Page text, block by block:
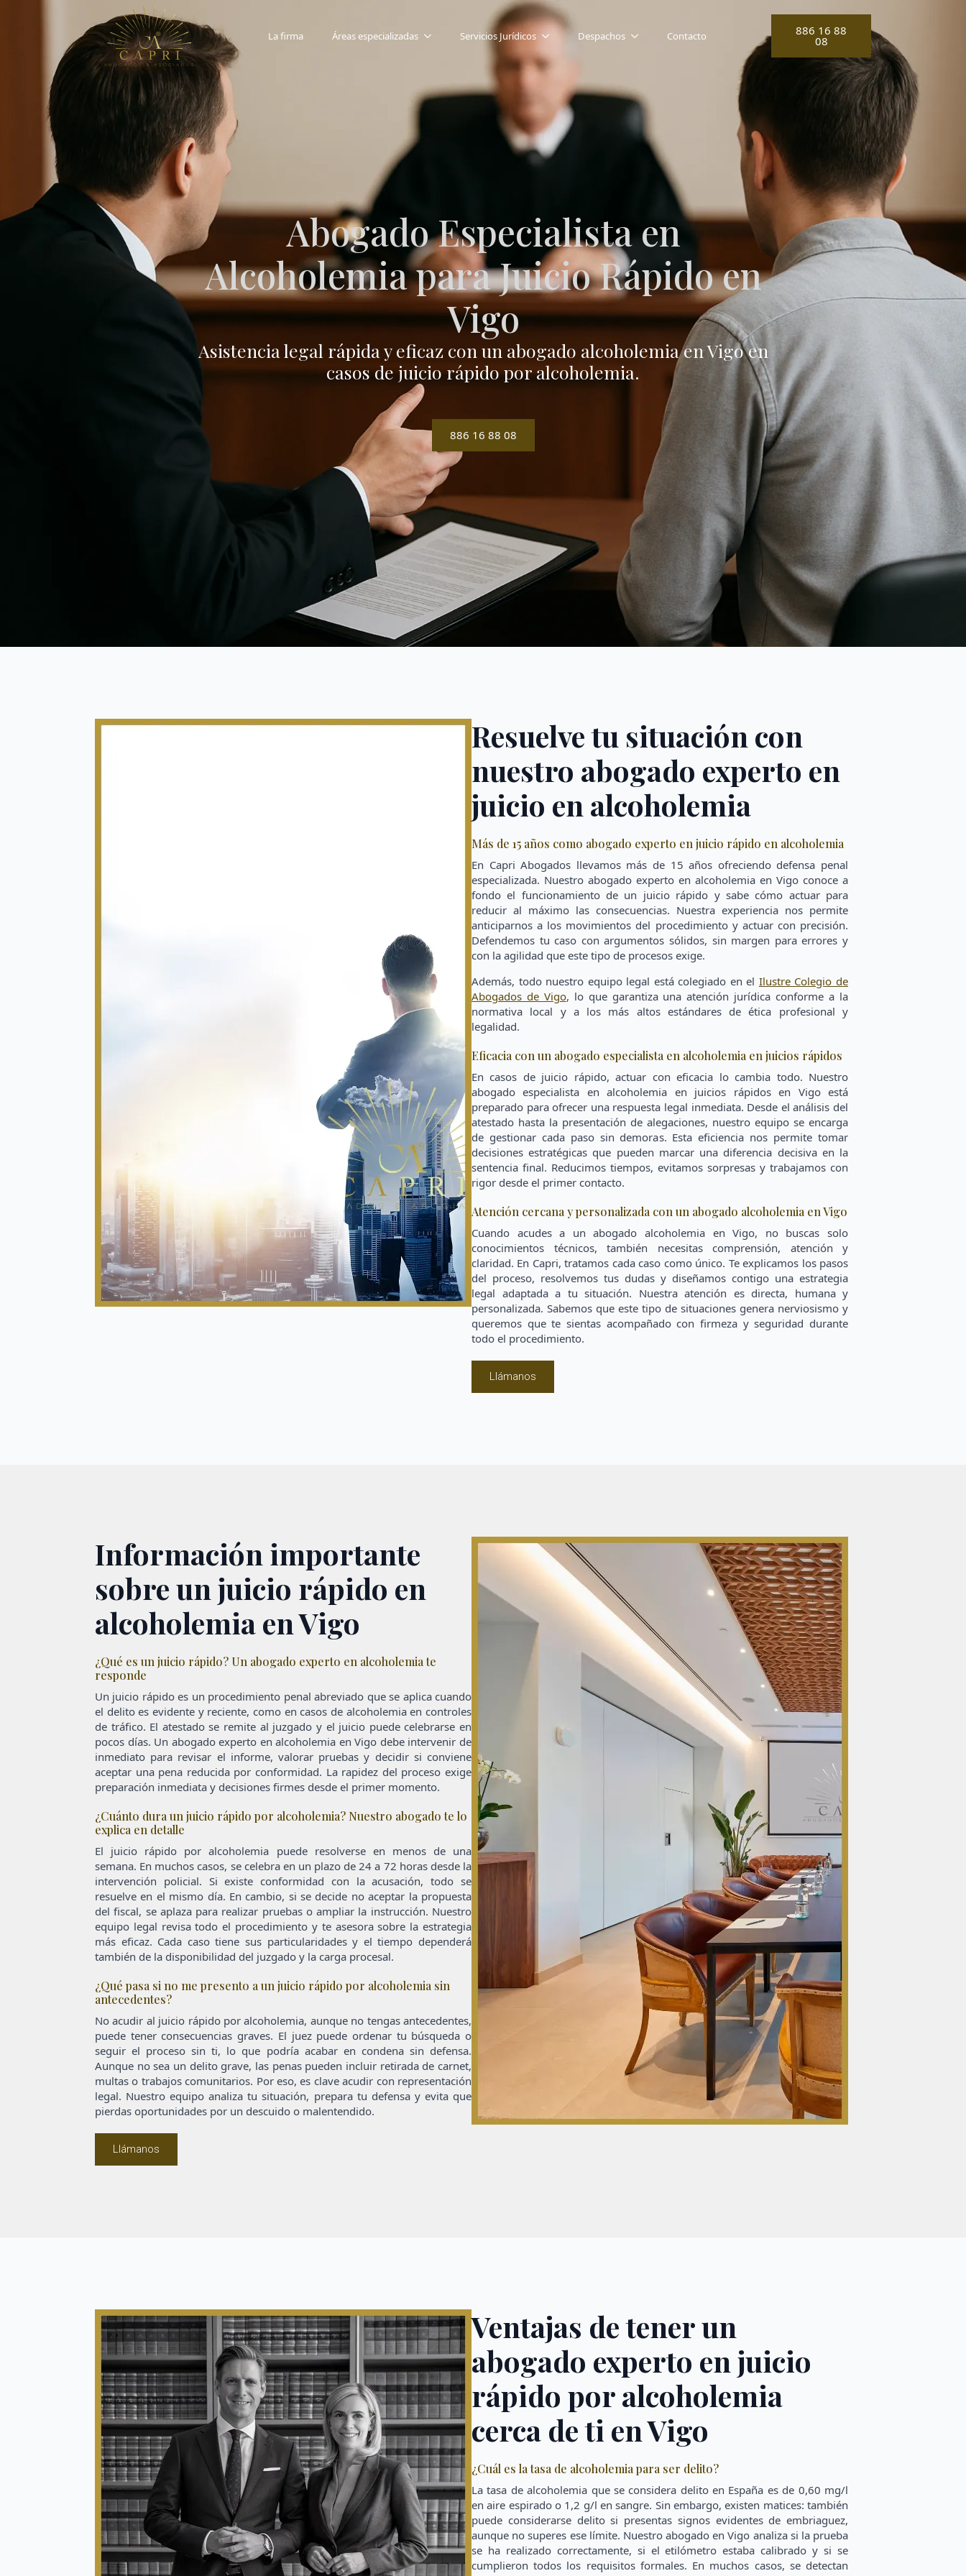
La firma Áreas especializadas Servicios Jurídicos Despachos Contacto 886 16 88
08
Abogado Especialista en
Alcoholemia para Juicio Rápido en
Vigo
Asistencia legal rápida y eficaz con un abogado alcoholemia en Vigo en
casos de juicio rápido por alcoholemia.
886 16 88 08
Resuelve tu situación con
nuestro abogado experto en
juicio en alcoholemia
Más de 15 años como abogado experto en juicio rápido en alcoholemia
En Capri Abogados llevamos más de 15 años ofreciendo defensa penal
especializada. Nuestro abogado experto en alcoholemia en Vigo conoce a
fondo el funcionamiento de un juicio rápido y sabe cómo actuar para
reducir al máximo las consecuencias. Nuestra experiencia nos permite
anticiparnos a los movimientos del procedimiento y actuar con precisión.
Defendemos tu caso con argumentos sólidos, sin margen para errores y
con la agilidad que este tipo de procesos exige.
Además, todo nuestro equipo legal está colegiado en el Ilustre Colegio de
Abogados de Vigo, lo que garantiza una atención jurídica conforme a la
normativa local y a los más altos estándares de ética profesional y
legalidad.
Eficacia con un abogado especialista en alcoholemia en juicios rápidos
En casos de juicio rápido, actuar con eficacia lo cambia todo. Nuestro
abogado especialista en alcoholemia en juicios rápidos en Vigo está
preparado para ofrecer una respuesta legal inmediata. Desde el análisis del
atestado hasta la presentación de alegaciones, nuestro equipo se encarga
de gestionar cada paso sin demoras. Esta eficiencia nos permite tomar
decisiones estratégicas que pueden marcar una diferencia decisiva en la
sentencia final. Reducimos tiempos, evitamos sorpresas y trabajamos con
rigor desde el primer contacto.
Atención cercana y personalizada con un abogado alcoholemia en Vigo
Cuando acudes a un abogado alcoholemia en Vigo, no buscas solo
conocimientos técnicos, también necesitas comprensión, atención y
claridad. En Capri, tratamos cada caso como único. Te explicamos los pasos
del proceso, resolvemos tus dudas y diseñamos contigo una estrategia
legal adaptada a tu situación. Nuestra atención es directa, humana y
personalizada. Sabemos que este tipo de situaciones genera nerviosismo y
queremos que te sientas acompañado con firmeza y seguridad durante
todo el procedimiento.
Llámanos
Información importante
sobre un juicio rápido en
alcoholemia en Vigo
¿Qué es un juicio rápido? Un abogado experto en alcoholemia te
responde
Un juicio rápido es un procedimiento penal abreviado que se aplica cuando
el delito es evidente y reciente, como en casos de alcoholemia en controles
de tráfico. El atestado se remite al juzgado y el juicio puede celebrarse en
pocos días. Un abogado experto en alcoholemia en Vigo debe intervenir de
inmediato para revisar el informe, valorar pruebas y decidir si conviene
aceptar una pena reducida por conformidad. La rapidez del proceso exige
preparación inmediata y decisiones firmes desde el primer momento.
¿Cuánto dura un juicio rápido por alcoholemia? Nuestro abogado te lo
explica en detalle
El juicio rápido por alcoholemia puede resolverse en menos de una
semana. En muchos casos, se celebra en un plazo de 24 a 72 horas desde la
intervención policial. Si existe conformidad con la acusación, todo se
resuelve en el mismo día. En cambio, si se decide no aceptar la propuesta
del fiscal, se aplaza para realizar pruebas o ampliar la instrucción. Nuestro
equipo legal revisa todo el procedimiento y te asesora sobre la estrategia
más eficaz. Cada caso tiene sus particularidades y el tiempo dependerá
también de la disponibilidad del juzgado y la carga procesal.
¿Qué pasa si no me presento a un juicio rápido por alcoholemia sin
antecedentes?
No acudir al juicio rápido por alcoholemia, aunque no tengas antecedentes,
puede tener consecuencias graves. El juez puede ordenar tu búsqueda o
seguir el proceso sin ti, lo que podría acabar en condena sin defensa.
Aunque no sea un delito grave, las penas pueden incluir retirada de carnet,
multas o trabajos comunitarios. Por eso, es clave acudir con representación
legal. Nuestro equipo analiza tu situación, prepara tu defensa y evita que
pierdas oportunidades por un descuido o malentendido.
Llámanos
Ventajas de tener un
abogado experto en juicio
rápido por alcoholemia
cerca de ti en Vigo
¿Cuál es la tasa de alcoholemia para ser delito?
La tasa de alcoholemia que se considera delito en España es de 0,60 mg/l
en aire espirado o 1,2 g/l en sangre. Sin embargo, existen matices: también
puede considerarse delito si presentas signos evidentes de embriaguez,
aunque no superes ese límite. Nuestro abogado en Vigo analiza si la prueba
se ha realizado correctamente, si el etilómetro estaba calibrado y si se
cumplieron todos los requisitos formales. En muchos casos, se detectan